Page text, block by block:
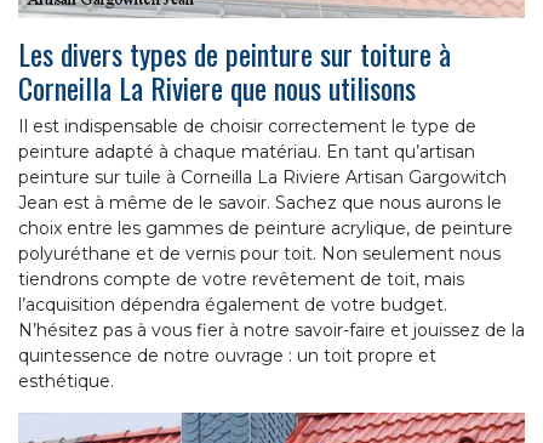
Les divers types de peinture sur toiture à
Corneilla La Riviere que nous utilisons
Il est indispensable de choisir correctement le type de
peinture adapté à chaque matériau. En tant qu’artisan
peinture sur tuile à Corneilla La Riviere Artisan Gargowitch
Jean est à même de le savoir. Sachez que nous aurons le
choix entre les gammes de peinture acrylique, de peinture
polyuréthane et de vernis pour toit. Non seulement nous
tiendrons compte de votre revêtement de toit, mais
l’acquisition dépendra également de votre budget.
N’hésitez pas à vous fier à notre savoir-faire et jouissez de la
quintessence de notre ouvrage : un toit propre et
esthétique.